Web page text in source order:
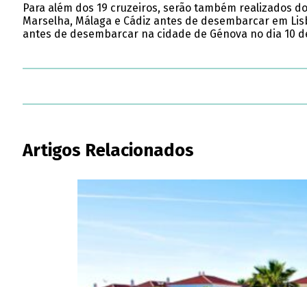
Para além dos 19 cruzeiros, serão também realizados
Marselha, Málaga e Cádiz antes de desembarcar em
antes de desembarcar na cidade de Génova no dia 10
Artigos Relacionados